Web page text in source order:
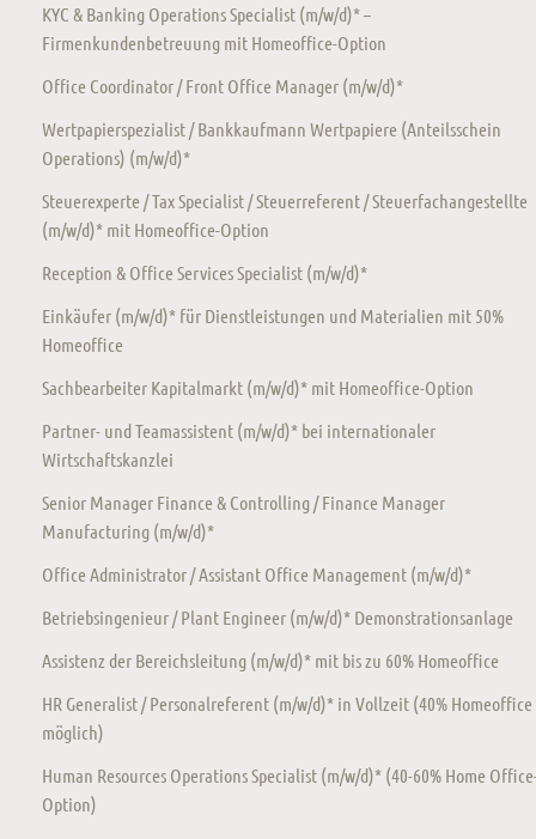
KYC & Banking Operations Specialist (m/w/d)* –
Firmenkundenbetreuung mit Homeoffice-Option
Office Coordinator / Front Office Manager (m/w/d)*
Wertpapierspezialist / Bankkaufmann Wertpapiere (Anteilsschein
Operations) (m/w/d)*
Steuerexperte / Tax Specialist / Steuerreferent / Steuerfachangestellte
(m/w/d)* mit Homeoffice-Option
Reception & Office Services Specialist (m/w/d)*
Einkäufer (m/w/d)* für Dienstleistungen und Materialien mit 50%
Homeoffice
Sachbearbeiter Kapitalmarkt (m/w/d)* mit Homeoffice-Option
Partner- und Teamassistent (m/w/d)* bei internationaler
Wirtschaftskanzlei
Senior Manager Finance & Controlling / Finance Manager
Manufacturing (m/w/d)*
Office Administrator / Assistant Office Management (m/w/d)*
Betriebsingenieur / Plant Engineer (m/w/d)* Demonstrationsanlage
Assistenz der Bereichsleitung (m/w/d)* mit bis zu 60% Homeoffice
HR Generalist / Personalreferent (m/w/d)* in Vollzeit (40% Homeoffice
möglich)
Human Resources Operations Specialist (m/w/d)* (40-60% Home
Option)